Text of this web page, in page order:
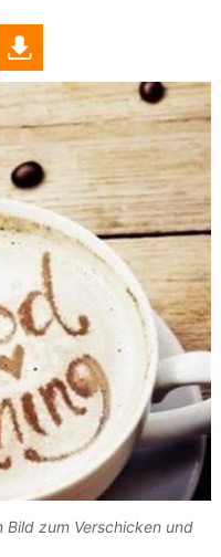
zum Verschicken und